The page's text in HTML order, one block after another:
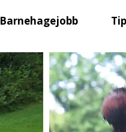
Barnehagejobb